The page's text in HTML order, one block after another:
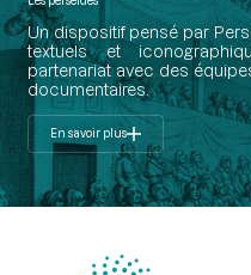
Un dispositif pensé par
textuels et
partenariat avec des
documentaires.
En savoir plus